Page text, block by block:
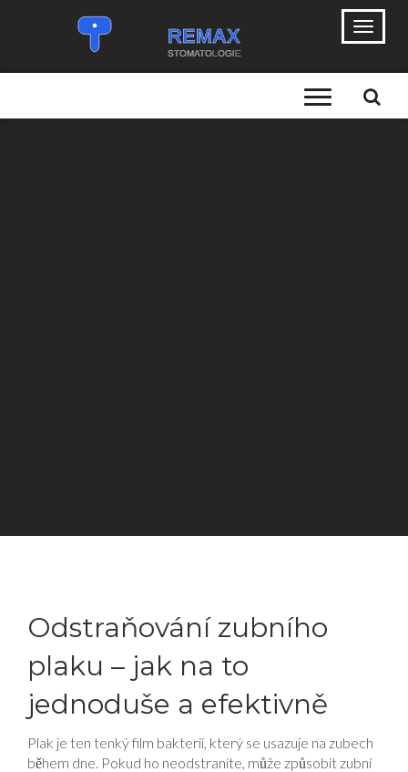
Odstraňování zubního
plaku – jak na to
jednoduše a efektivně
Plak je ten tenký film bakterií, který se usazuje na zubech
během dne. Pokud ho neodstraníte, může způsobit zubní